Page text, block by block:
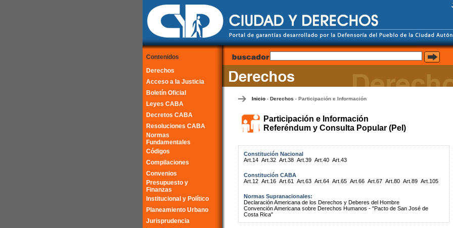
Contenidos
Derechos
Acceso a la Justicia
Boletín Oficial
Leyes CABA
Decretos CABA
Resoluciones CABA
Normas
Fundamentales
Códigos
Compilaciones
Convenios
Presupuesto y
Finanzas
Institucional y Político
Planeamiento Urbano
Jurisprudencia
Inicio- Derechos - Participación e Información
Participación e Información
Referéndum y Consulta Popular (PeI)
Constitución Nacional
Art.14 Art.32 Art.38 Art.39 Art.40 Art.43
Constitución CABA
Art.12 Art.16 Art.61 Art.63 Art.64 Art.65 Art.66 Art.67 Art.80 Art.89 Art.105
Normas Supranacionales:
Declaración Americana de los Derechos y Deberes del Hombre
Convención Americana sobre Derechos Humanos - "Pacto de San José de
Costa Rica"